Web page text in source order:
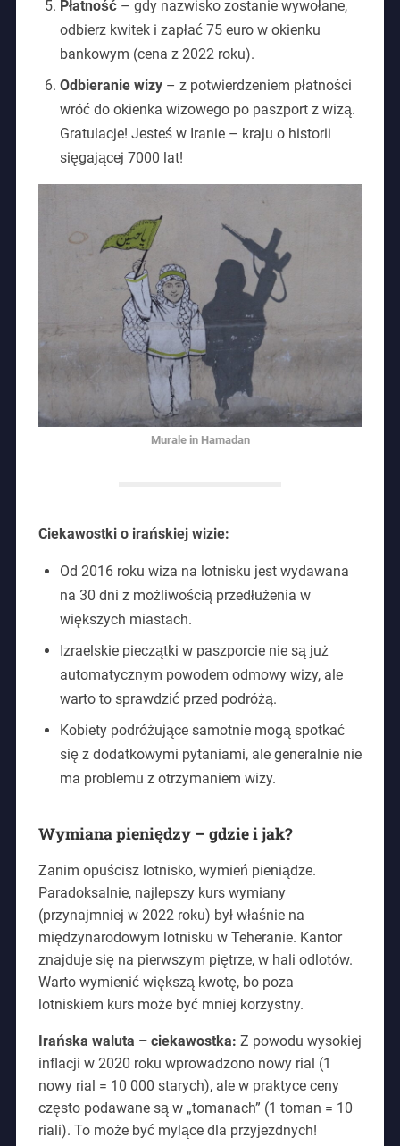
Płatność– gdy nazwisko zostanie wywołane,
odbierz kwitek i zapłać 75 euro w okienku
bankowym (cena z 2022 roku).
Odbieranie wizy– z potwierdzeniem płatności
wróć do okienka wizowego po paszport z wizą.
Gratulacje! Jesteś w Iranie – kraju o historii
sięgającej 7000 lat!
Murale in Hamadan
Ciekawostki o irańskiej wizie:
Od 2016 roku wiza na lotnisku jest wydawana
na 30 dni z możliwością przedłużenia w
większych miastach.
Izraelskie pieczątki w paszporcie nie są już
automatycznym powodem odmowy wizy, ale
warto to sprawdzić przed podróżą.
Kobiety podróżujące samotnie mogą spotkać
się z dodatkowymi pytaniami, ale generalnie nie
ma problemu z otrzymaniem wizy.
Wymiana pieniędzy – gdzie i jak?
Zanim opuścisz lotnisko, wymień pieniądze.
Paradoksalnie, najlepszy kurs wymiany
(przynajmniej w 2022 roku) był właśnie na
międzynarodowym lotnisku w Teheranie. Kantor
znajduje się na pierwszym piętrze, w hali odlotów.
Warto wymienić większą kwotę, bo poza
lotniskiem kurs może być mniej korzystny.
Irańska waluta – ciekawostka: Z powodu wysokiej
inflacji w 2020 roku wprowadzono nowy rial (1
nowy rial = 10 000 starych), ale w praktyce ceny
często podawane są w „tomanach” (1 toman = 10
riali). To może być mylące dla przyjezdnych!